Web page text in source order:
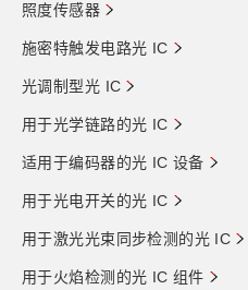
照度传感器
施密特触发电路光 IC
光调制型光 IC
用于光学链路的光 IC
适用于编码器的光 IC 设备
用于光电开关的光 IC
用于激光光束同步检测的光 IC
用于火焰检测的光 IC 组件